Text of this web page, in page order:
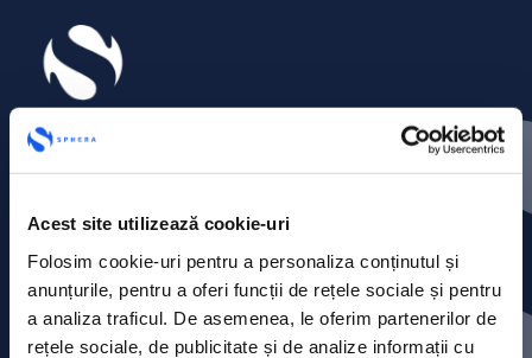
Acest site utilizează cookie-uri
Folosim cookie-uri pentru a personaliza conținutul și
anunțurile, pentru a oferi funcții de rețele sociale și pentru
a analiza traficul. De asemenea, le oferim partenerilor de
rețele sociale, de publicitate și de analize informații cu
Press releases